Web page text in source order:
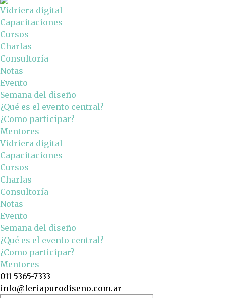
Vidriera digital
Capacitaciones
Cursos
Charlas
Consultoría
Notas
Evento
Semana del diseño
¿Qué es el evento central?
¿Como participar?
Mentores
Vidriera digital
Capacitaciones
Cursos
Charlas
Consultoría
Notas
Evento
Semana del diseño
¿Qué es el evento central?
¿Como participar?
Mentores
011 5365-7333
info@feriapurodiseno.com.ar